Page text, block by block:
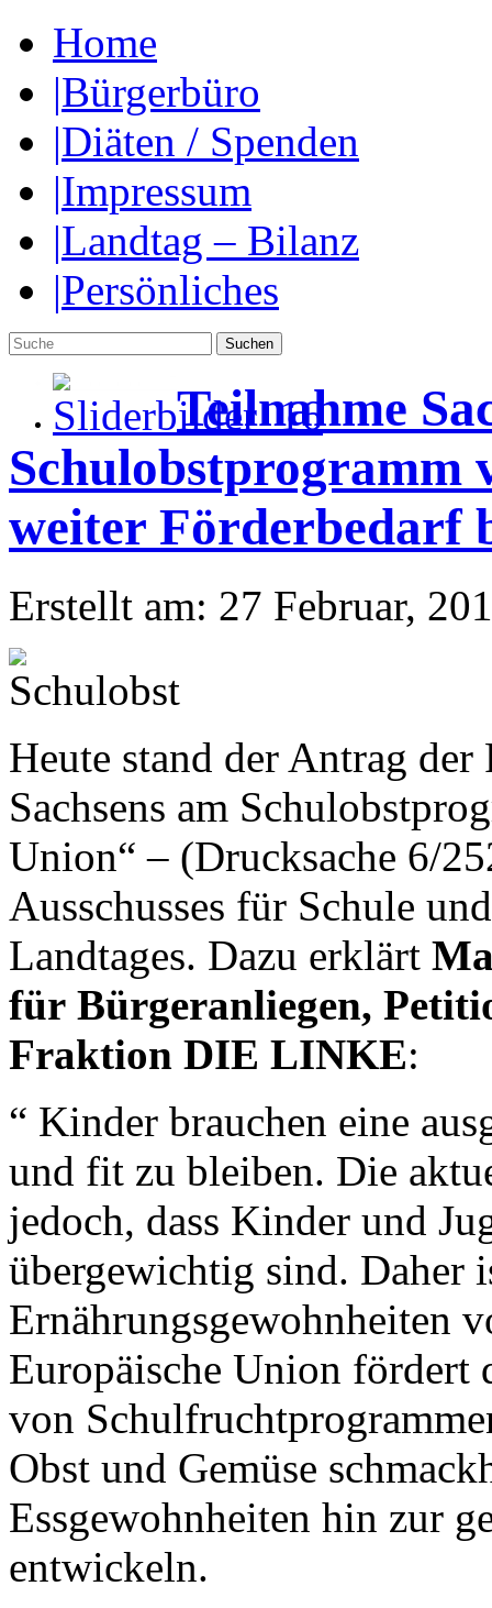
Home
|Bürgerbüro
|Diäten / Spenden
|Impressum
|Landtag – Bilanz
|Persönliches
Teilnahme
weiter Förderbedarf
Erstellt am: 27 Februar,
Heute stand der Antrag
Sachsens am
Union“ – (Drucksache 6/
Ausschusses für Schule
Landtages. Dazu erklärt
für Bürgeranliegen,
Fraktion DIE LINKE:
“ Kinder brauchen eine
und fit zu bleiben. Die
jedoch, dass Kinder und
übergewichtig sind. Daher
Ernährungsgewohnheiten
Europäische Union fördert
von
Obst und Gemüse
Essgewohnheiten hin zur
entwickeln.